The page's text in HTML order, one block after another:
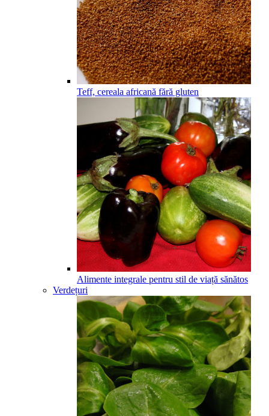
Teff, cereala africană fără gluten
Alimente integrale pentru stil de viață sănătos
Verdețuri